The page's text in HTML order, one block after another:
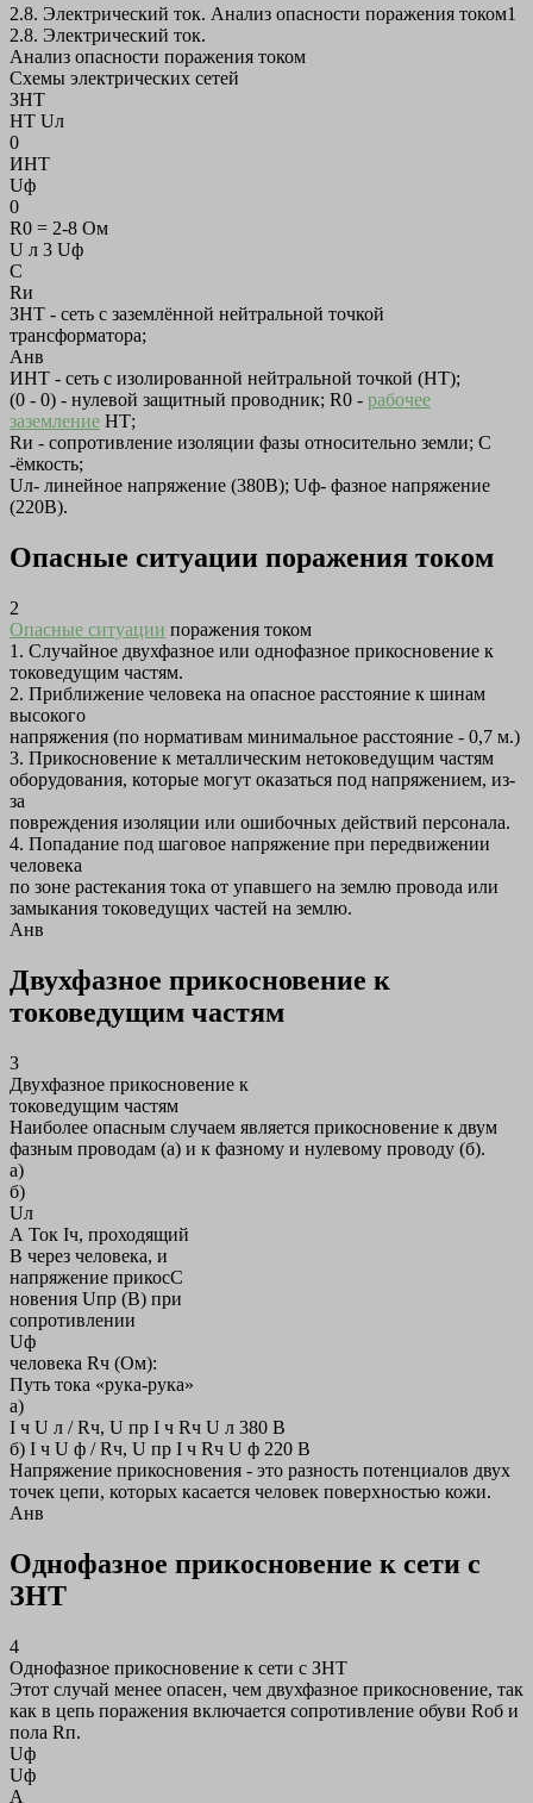
2.8. Электрический ток. Анализ опасности поражения током1
2.8. Электрический ток.
Анализ опасности поражения током
Схемы электрических сетей
ЗНТ
НТ Uл
0
ИНТ
Uф
0
R0 = 2-8 Ом
U л 3 Uф
С
Rи
ЗНТ - сеть с заземлённой нейтральной точкой
трансформатора;
Анв
ИНТ - сеть с изолированной нейтральной точкой (НТ);
(0 - 0) - нулевой защитный проводник; R0 - рабочее
заземление НТ;
Rи - сопротивление изоляции фазы относительно земли; С
-ёмкость;
Uл- линейное напряжение (380В); Uф- фазное напряжение
(220В).
Опасные ситуации поражения током
2
Опасные ситуации поражения током
1. Случайное двухфазное или однофазное прикосновение к
токоведущим частям.
2. Приближение человека на опасное расстояние к шинам
высокого
напряжения (по нормативам минимальное расстояние - 0,7 м.)
3. Прикосновение к металлическим нетоковедущим частям
оборудования, которые могут оказаться под напряжением, из-
за
повреждения изоляции или ошибочных действий персонала.
4. Попадание под шаговое напряжение при передвижении
человека
по зоне растекания тока от упавшего на землю провода или
замыкания токоведущих частей на землю.
Анв
Двухфазное прикосновение к
токоведущим частям
3
Двухфазное прикосновение к
токоведущим частям
Наиболее опасным случаем является прикосновение к двум
фазным проводам (а) и к фазному и нулевому проводу (б).
а)
б)
Uл
А Ток Iч, проходящий
В через человека, и
напряжение прикосС
новения Uпр (В) при
сопротивлении
Uф
человека Rч (Ом):
Путь тока «рука-рука»
а)
I ч U л / Rч, U пр I ч Rч U л 380 В
б) I ч U ф / Rч, U пр I ч Rч U ф 220 В
Напряжение прикосновения - это разность потенциалов двух
точек цепи, которых касается человек поверхностью кожи.
Анв
Однофазное прикосновение к сети с
ЗНТ
4
Однофазное прикосновение к сети с ЗНТ
Этот случай менее опасен, чем двухфазное прикосновение, так
как в цепь поражения включается сопротивление обуви Rоб и
пола Rп.
Uф
Uф
А